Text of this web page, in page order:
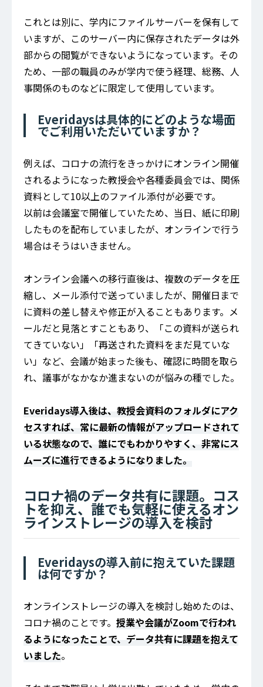
これとは別に、学内にファイルサーバーを保有して
いますが、このサーバー内に保存されたデータは外
部からの閲覧ができないようになっています。その
ため、一部の職員のみが学内で使う経理、総務、人
事関係のものなどに限定して使用しています。
Everidaysは具体的にどのような場面
でご利用いただいていますか？
例えば、コロナの流行をきっかけにオンライン開催
されるようになった教授会や各種委員会では、関係
資料として10以上のファイル添付が必要です。
以前は会議室で開催していたため、当日、紙に印刷
したものを配布していましたが、オンラインで行う
場合はそうはいきません。
オンライン会議への移行直後は、複数のデータを圧
縮し、メール添付で送っていましたが、開催日まで
に資料の差し替えや修正が入ることもあります。メ
ールだと見落とすこともあり、「この資料が送られ
てきていない」「再送された資料をまだ見ていな
い」など、会議が始まった後も、確認に時間を取ら
れ、議事がなかなか進まないのが悩みの種でした。
Everidays導入後は、教授会資料のフォルダにアク
セスすれば、常に最新の情報がアップロードされて
いる状態なので、誰にでもわかりやすく、非常にス
ムーズに進行できるようになりました。
コロナ禍のデータ共有に課題。コス
トを抑え、誰でも気軽に使えるオン
ラインストレージの導入を検討
Everidaysの導入前に抱えていた課題
は何ですか？
オンラインストレージの導入を検討し始めたのは、
コロナ禍のことです。 授業や会議がZoomで行われ
るようになったことで、データ共有に課題を抱えて
いました。